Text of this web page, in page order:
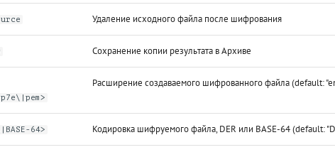
Удаление исходного файла после шифрования
Сохранение копии результата в Архиве
Расширение создаваемого шифрованного файла (default:
64> Кодировка шифруемого файла, DER или BASE-64 (default: